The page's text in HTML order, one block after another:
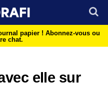
papier ! Abonnez-vous ou
chat.
elle sur